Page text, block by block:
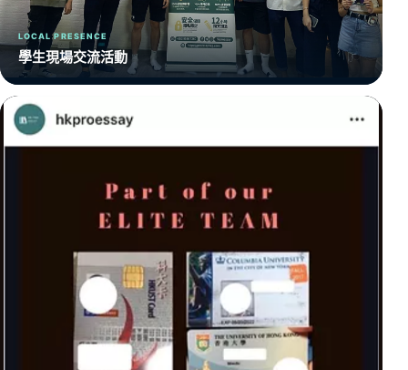
LOCAL PRESENCE
學生現場交流活動